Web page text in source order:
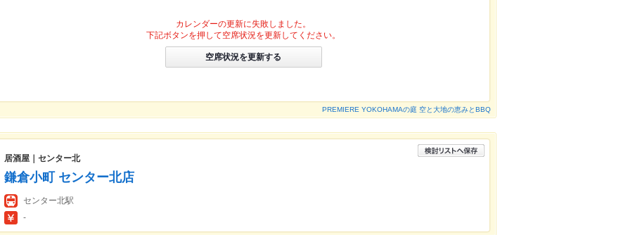
カレンダーの更新に失敗しました。
下記ボタンを押して空席状況を更新してください。
空席状況を更新する
PREMIERE YOKOHAMAの庭 空と大地の恵みとBBQ
居酒屋｜センター北
鎌倉小町 センター北店
センター北駅
-